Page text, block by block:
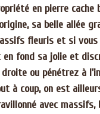
en pierre
sa belle allée
fleuris et si vous
en fond sa jolie et
droite ou pénétrez à
à coup, on est
avec massifs,